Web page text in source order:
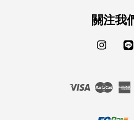
關注我
Instagram
Visa Master